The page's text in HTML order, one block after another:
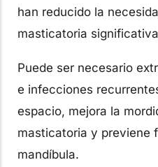
han reducido la
masticatoria
Puede ser necesario
e infecciones
espacio, mejora la
masticatoria y previene
mandíbula.